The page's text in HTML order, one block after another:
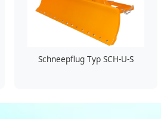
Schneepflug Typ SCH-U-S